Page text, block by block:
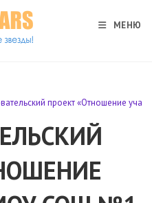
МЕНЮ
проект «Отношение